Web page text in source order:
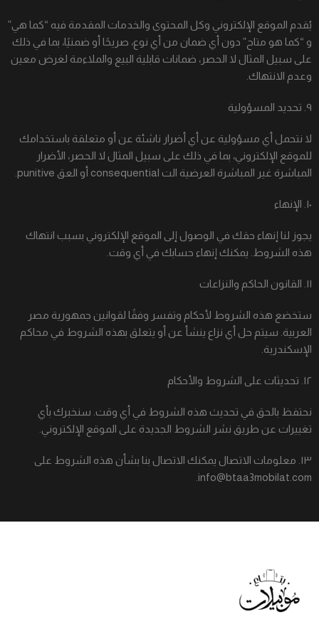
يُقدم الموقع الإلكتروني وكل المحتوى والخدمات المقدمة فيه “كما هي”
و “كما هو متاح” دون أي ضمان من أي نوع، صريحًا أو ضمنيًا، بما في ذلك
على سبيل المثال لا الحصر، ضمانات قابلية البيع والملاءمة لغرض معين
وعدم الانتهاك.
٩. تحديد المسؤولية
لا نتحمل أي مسؤولية عن أي أضرار ناشئة عن أو متعلقة باستخدامك
للموقع الإلكتروني، بما في ذلك على سبيل المثال لا الحصر، الأضرار
المباشرة غير المباشرة العرضية الت consequential أو العق punitive.
١٠. الإنهاء
يجوز لنا إنهاء حقك في الوصول إلى الموقع الإلكتروني بسبب انتهاك
هذه الشروط. يمكنك إنهاء حسابك في أي وقت.
١١. القانون الحاكم والنزاعات
ستخضع هذه الشروط لأحكام وتفسر وفقًا لقوانين جمهورية مصر
العربية. سيتم حل أي نزاع ينشأ عن أو يتعلق بهذه الشروط في محاكم
الإسكندرية.
١٢. تحديثات على الشروط والأحكام
نحتفظ بالحق في تحديث هذه الشروط في أي وقت. سنخبرك بأي
تغييرات عن طريق نشر الشروط الجديدة على الموقع الإلكتروني.
١٣. معلومات الاتصال يمكنك الاتصال بنا بشأن هذه الشروط على
info@btaa3mobilat.com.